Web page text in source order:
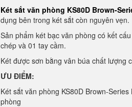
Két sắt văn phòng KS80D Brown-
dụng bên trong két sắt còn nguyên vẹn.
Sản phẩm két bạc văn phòng có kết
chép và 01 tay cầm.
Két được sơn bằng vân búa chất lượng
ƯU ĐIỂM:
Két sắt văn phòng KS80D Brown-
phòng